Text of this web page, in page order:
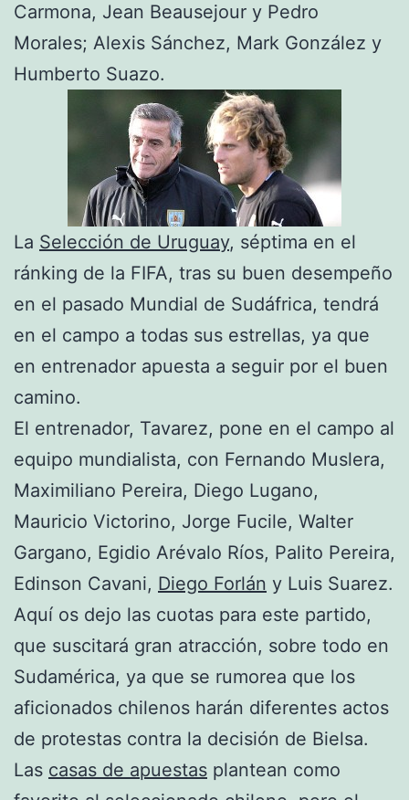
Carmona, Jean Beausejour y Pedro
Morales; Alexis Sánchez, Mark González y
Humberto Suazo.
La Selección de Uruguay, séptima en el
ránking de la FIFA, tras su buen desempeño
en el pasado Mundial de Sudáfrica, tendrá
en el campo a todas sus estrellas, ya que
en entrenador apuesta a seguir por el buen
camino.
El entrenador, Tavarez, pone en el campo al
equipo mundialista, con Fernando Muslera,
Maximiliano Pereira, Diego Lugano,
Mauricio Victorino, Jorge Fucile, Walter
Gargano, Egidio Arévalo Ríos, Palito Pereira,
Edinson Cavani, Diego Forlán y Luis Suarez.
Aquí os dejo las cuotas para este partido,
que suscitará gran atracción, sobre todo en
Sudamérica, ya que se rumorea que los
aficionados chilenos harán diferentes actos
de protestas contra la decisión de Bielsa.
Las casas de apuestas plantean como